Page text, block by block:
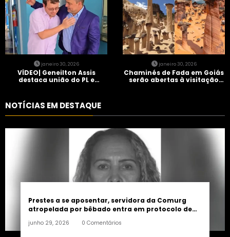
janeiro 30, 2026
VÍDEO| Geneilton Assis
destaca união do PL e
janeiro 30, 2026
Chaminés de Fada em Goiás
serão abertas à visitação
NOTÍCIAS EM DESTAQUE
Prestes a se aposentar, servidora da Comurg
atropelada por bêbado entra em protocolo de
junho 29, 2026 0 Comentários